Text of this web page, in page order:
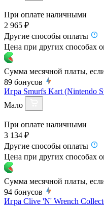
При оплате наличными
2 965 ₽
Другие способы оплаты
Цена при других способах
Сумма месячной платы,
89 бонусов
Игра Smurfs Kart (Nintendo
Мало
При оплате наличными
3 134 ₽
Другие способы оплаты
Цена при других способах
Сумма месячной платы,
94 бонусов
Игра Clive 'N' Wrench